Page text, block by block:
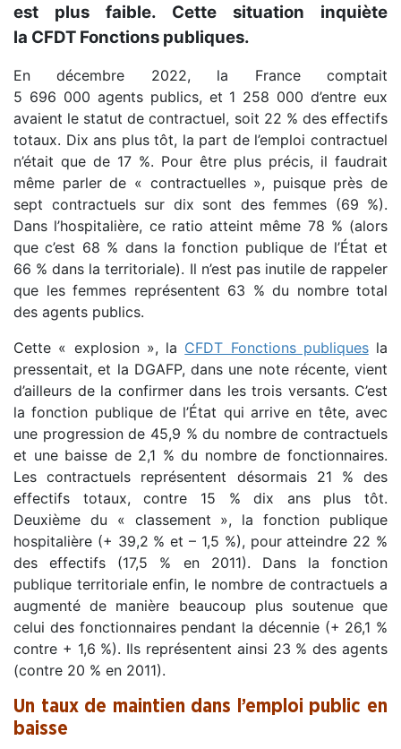
est plus faible. Cette situation inquiète
la CFDT Fonctions publiques.
En décembre 2022, la France comptait
5 696 000 agents publics, et 1 258 000 d’entre eux
avaient le statut de contractuel, soit 22 % des effectifs
totaux. Dix ans plus tôt, la part de l’emploi contractuel
n’était que de 17 %. Pour être plus précis, il faudrait
même parler de « contractuelles », puisque près de
sept contractuels sur dix sont des femmes (69 %).
Dans l’hospitalière, ce ratio atteint même 78 % (alors
que c’est 68 % dans la fonction publique de l’État et
66 % dans la territoriale). Il n’est pas inutile de rappeler
que les femmes représentent 63 % du nombre total
des agents publics.
Cette « explosion », la CFDT Fonctions publiquesla
pressentait, et la DGAFP, dans une note récente, vient
d’ailleurs de la confirmer dans les trois versants. C’est
la fonction publique de l’État qui arrive en tête, avec
une progression de 45,9 % du nombre de contractuels
et une baisse de 2,1 % du nombre de fonctionnaires.
Les contractuels représentent désormais 21 % des
effectifs totaux, contre 15 % dix ans plus tôt.
Deuxième du « classement », la fonction publique
hospitalière (+ 39,2 % et – 1,5 %), pour atteindre 22 %
des effectifs (17,5 % en 2011). Dans la fonction
publique territoriale enfin, le nombre de contractuels a
augmenté de manière beaucoup plus soutenue que
celui des fonctionnaires pendant la décennie (+ 26,1 %
contre + 1,6 %). Ils représentent ainsi 23 % des agents
(contre 20 % en 2011).
Un taux de maintien dans l’emploi public en
baisse